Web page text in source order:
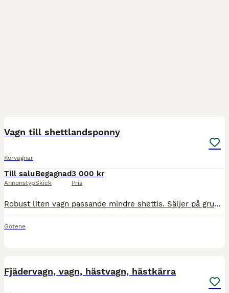
Vagn till shettlandsponny
Körvagnar
Till salu
Annonstyp
Begagnad
Skick
3 000 kr
Pris
Robust liten vagn passande mindre shettis. Säljer på grund av att min blivit för stor. Finns i Kinne-Vedum.
Götene
Fjädervagn, vagn, hästvagn, hästkärra